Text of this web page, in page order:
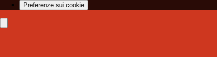
Preferenze sui cookie